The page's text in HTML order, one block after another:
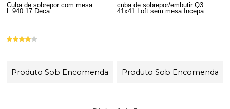
Cuba de sobrepor com mesa
L.940.17 Deca
Produto Sob Encomenda
cuba de sobrepor/embutir Q3
41x41 Loft sem mesa Incepa
Produto Sob Encomenda